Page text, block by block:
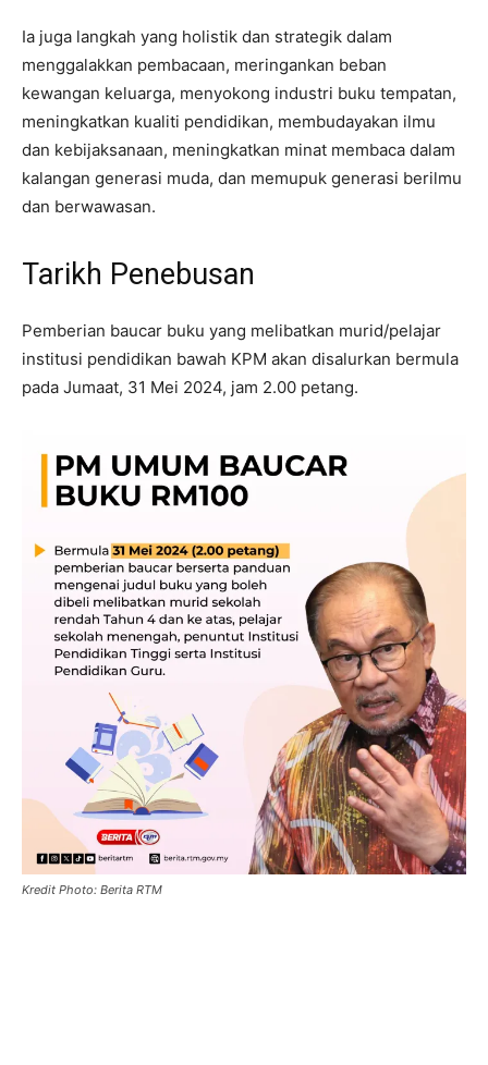
Ia juga langkah yang holistik dan strategik dalam
menggalakkan pembacaan, meringankan beban
kewangan keluarga, menyokong industri buku tempatan,
meningkatkan kualiti pendidikan, membudayakan ilmu
dan kebijaksanaan, meningkatkan minat membaca dalam
kalangan generasi muda, dan memupuk generasi berilmu
dan berwawasan.
Tarikh Penebusan
Pemberian baucar buku yang melibatkan murid/pelajar
institusi pendidikan bawah KPM akan disalurkan bermula
pada Jumaat, 31 Mei 2024, jam 2.00 petang.
Kredit Photo: Berita RTM